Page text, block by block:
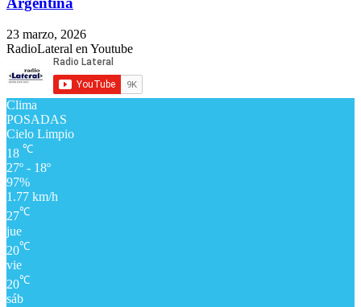
23 marzo, 2026
RadioLateral en Youtube
Clima
POSADAS
Cielo Limpio
18 ℃
27º - 18º
97%
1.77 km/h
27℃
jue
20℃
vie
20℃
sáb